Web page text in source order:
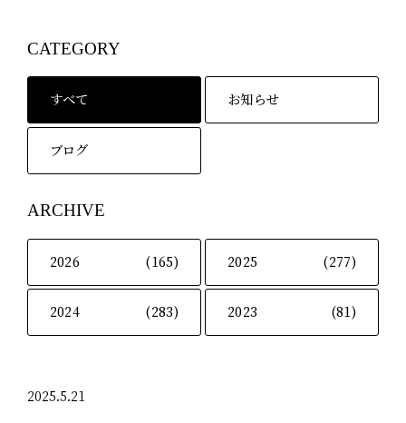
CATEGORY
すべて お知らせ
ブログ
ARCHIVE
2026 (165) 2025 (277)
2024 (283) 2023 (81)
2025.5.21